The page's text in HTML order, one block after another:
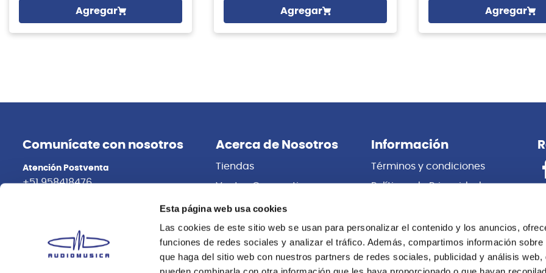
Esta página web usa cookies
Las cookies de este sitio web se usan para personalizar el contenido y los anuncios,
funciones de redes sociales y analizar el tráfico. Además, compartimos información sobre
que haga del sitio web con nuestros partners de redes sociales, publicidad y análisis web,
Agregar Agregar Agregar
Comunícate con nosotros
Atención Postventa
+51 958418476
Acerca de Nosotros
Tiendas
Ventas Corporativas
Distribuidores
Trabaja con Nosotros
Información
Términos y condiciones
Políticas de Privacidad
Cambios y Devoluciones
Centro de información
Libro de